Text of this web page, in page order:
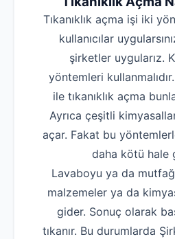
Tıkanıklık açma işi iki
kullanıcılar
şirketler uygularız.
yöntemleri
ile tıkanıklık açma
Ayrıca çeşitli kimyasallar
açar. Fakat bu
daha kötü hale
Lavaboyu ya da
malzemeler ya da
gider. Sonuç olarak
tıkanır. Bu durumlarda